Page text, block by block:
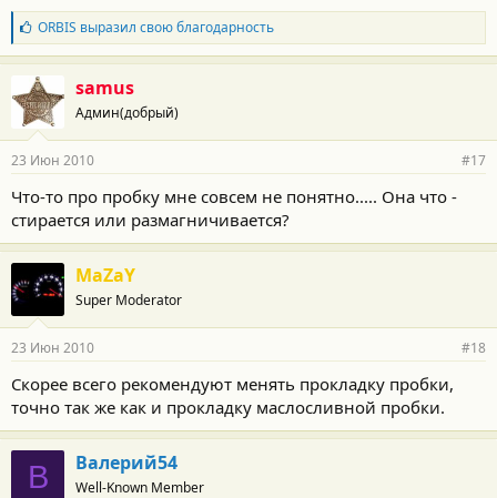
Б
л
а
г
о
д
а
н
с
т
и
:
ORBIS выразил свою благодарность
samus
Админ(добрый)
23 Июн 2010 #17
Что-то про пробку мне совсем не понятно..... Она что -
стирается или размагничивается?
MaZaY
Super Moderator
23 Июн 2010 #18
Скорее всего рекомендуют менять прокладку пробки,
точно так же как и прокладку маслосливной пробки.
В Валерий54
Well-Known Member